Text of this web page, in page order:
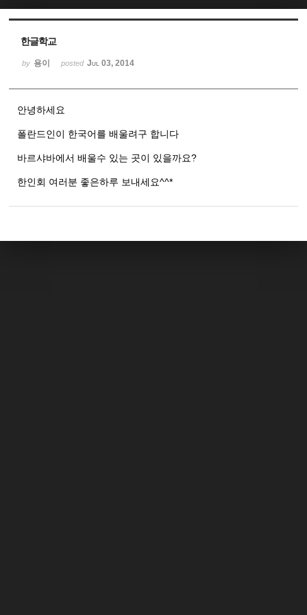
한글학교
by 용이 posted Jul 03, 2014
안녕하세요
폴란드인이 한국어를 배울려구 합니다
바르샤바에서 배울수 있는 곳이 있을까요?
한인회 여러분 좋은하루 보내세요^^*
Sketchbook5, 스케치북5